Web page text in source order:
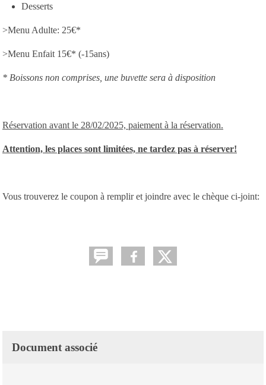
Desserts
>Menu Adulte: 25€*
>Menu Enfait 15€* (-15ans)
* Boissons non comprises, une buvette sera à disposition
Réservation avant le 28/02/2025, paiement à la réservation.
Attention, les places sont limitées, ne tardez pas à réserver!
Vous trouverez le coupon à remplir et joindre avec le chèque ci-joint:
Document associé